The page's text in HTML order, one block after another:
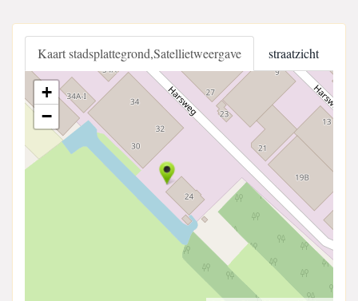
Kaart stadsplattegrond,Satellietweergave straatzicht
+
−